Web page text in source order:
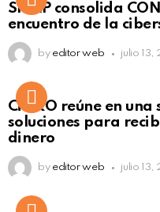
Click
SISAP consolida
encuentro de la
by editor web julio
Not
Click
CiNKO reúne en
soluciones para
dinero
by editor web julio 13,